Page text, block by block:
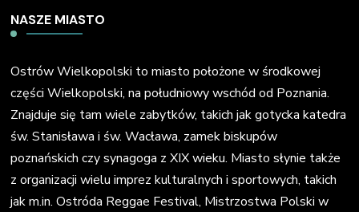
NASZE MIASTO
Ostrów Wielkopolski to miasto położone w środkowej
części Wielkopolski, na południowy wschód od Poznania.
Znajduje się tam wiele zabytków, takich jak gotycka katedra
św. Stanisława i św. Wacława, zamek biskupów
poznańskich czy synagoga z XIX wieku. Miasto słynie także
z organizacji wielu imprez kulturalnych i sportowych, takich
jak m.in. Ostróda Reggae Festival, Mistrzostwa Polski w